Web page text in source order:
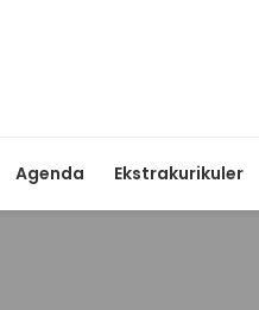
Agenda Ekstrakurikuler